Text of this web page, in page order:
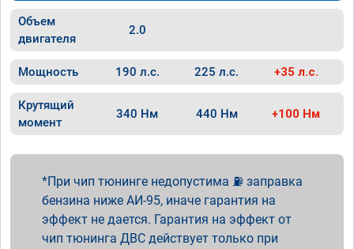
Объем
двигателя
2.0
Мощность 190 л.с. 225 л.с. +35 л.с.
Крутящий
момент
340 Нм 440 Нм +100 Нм
При чип тюнинге недопустима ⛽ заправка
бензина ниже АИ-95, иначе гарантия на
эффект не дается. Гарантия на эффект от
чип тюнинга ДВС действует только при